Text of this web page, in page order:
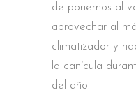
de ponernos al
aprovechar al
climatizador y
la canícula
del año.